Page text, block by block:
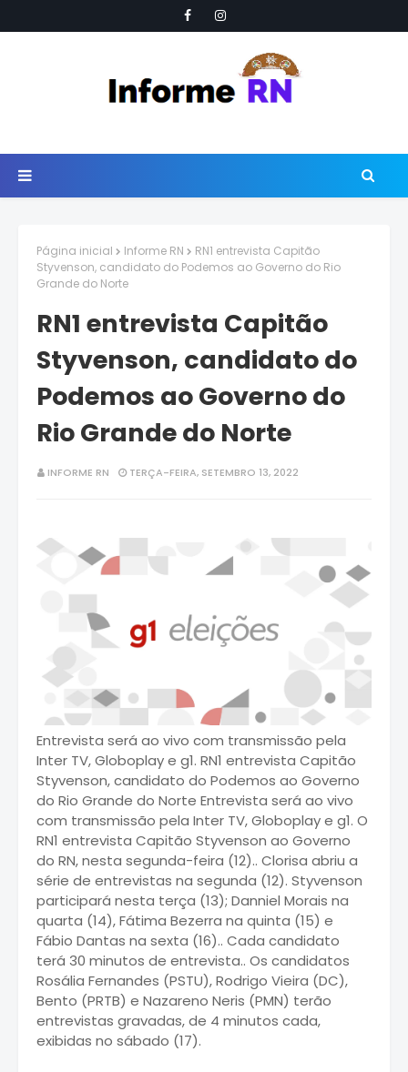
Página inicial Informe RN
RN1 entrevista Capitão
Styvenson, candidato do Podemos ao Governo do Rio
Grande do Norte
RN1 entrevista Capitão
Styvenson, candidato do
Podemos ao Governo do
Rio Grande do Norte
INFORME RN TERÇA-FEIRA, SETEMBRO 13, 2022
Entrevista será ao vivo com transmissão pela
Inter TV, Globoplay e g1. RN1 entrevista Capitão
Styvenson, candidato do Podemos ao Governo
do Rio Grande do Norte Entrevista será ao vivo
com transmissão pela Inter TV, Globoplay e g1. O
RN1 entrevista Capitão Styvenson ao Governo
do RN, nesta segunda-feira (12).. Clorisa abriu a
série de entrevistas na segunda (12). Styvenson
participará nesta terça (13); Danniel Morais na
quarta (14), Fátima Bezerra na quinta (15) e
Fábio Dantas na sexta (16).. Cada candidato
terá 30 minutos de entrevista.. Os candidatos
Rosália Fernandes (PSTU), Rodrigo Vieira (DC),
Bento (PRTB) e Nazareno Neris (PMN) terão
entrevistas gravadas, de 4 minutos cada,
exibidas no sábado (17).